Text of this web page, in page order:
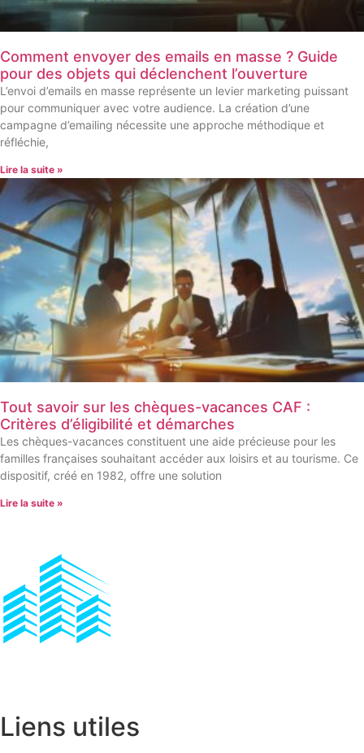
Comment envoyer des emails en masse ? Guide
pour des objets qui déclenchent l’ouverture
L’envoi d’emails en masse représente un levier marketing puissant
pour communiquer avec votre audience. La création d’une
campagne d’emailing nécessite une approche méthodique et
réfléchie,
Lire la suite »
Tout savoir sur les chèques-vacances CAF :
Critères d’éligibilité et démarches
Les chèques-vacances constituent une aide précieuse pour les
familles françaises souhaitant accéder aux loisirs et au tourisme. Ce
dispositif, créé en 1982, offre une solution
Lire la suite »
Liens utiles